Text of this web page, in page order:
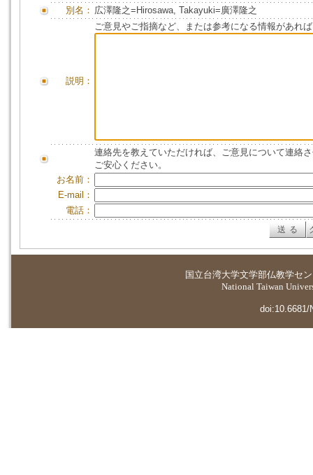
別名： 広澤隆之=Hirosawa, Takayuki=廣澤隆之
説明：
ご意見やご指摘など、または参考になる情報があれ
連絡先を教えていただければ、ご意見について連絡
ご安心ください。
お名前：
E-mail：
電話：
国立台湾大学文学部仏教学セ
National Taiwan
doi:10.6681/